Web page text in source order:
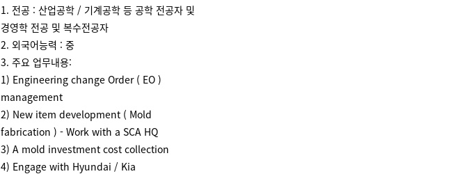
1. 전공 : 산업공학 / 기계공학 등 공학 전공자 및
경영학 전공 및 복수전공자
2. 외국어능력 : 중
3. 주요 업무내용:
1) Engineering change Order ( EO )
management
2) New item development ( Mold
fabrication ) - Work with a SCA HQ
3) A mold investment cost collection
4) Engage with Hyundai / Kia